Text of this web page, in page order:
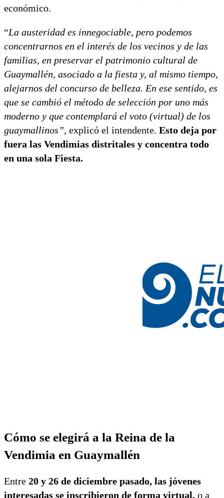
económico.
“La austeridad es innegociable, pero podemos
concentrarnos en el interés de los vecinos y de las
familias, en preservar el patrimonio cultural de
Guaymallén, asociado a la fiesta y, al mismo tiempo,
alejarnos del concurso de belleza. En ese sentido, es
que se cambió el método de selección por uno más
moderno y que contemplará el voto (virtual) de los
guaymallinos”, explicó el intendente. Esto deja por
fuera las Vendimias distritales y concentra todo
en una sola Fiesta.
Cómo se elegirá a la Reina de la
Vendimia en Guaymallén
Entre 20 y 26 de diciembre pasado, las jóvenes
interesadas se inscribieron de forma virtual, o a